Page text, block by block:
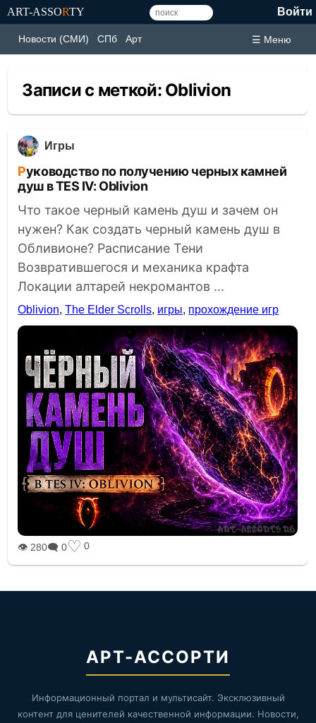
ART-ASSORTY Войти
Новости (СМИ) СПб Арт ☰ Меню
Записи с меткой: Oblivion
Игры
Руководство по получению черных камней
душ в TES IV: Oblivion
Что такое черный камень душ и зачем он
нужен? Как создать черный камень душ в
Обливионе? Расписание Тени
Возвратившегося и механика крафта
Локации алтарей некромантов ...
Oblivion,The Elder Scrolls, игры, прохождение игр
👁 280🗨 0♡ 0
АРТ-АССОРТИ
Информационный портал и мультисайт. Эксклюзивный
контент для ценителей качественной информации. Новости,